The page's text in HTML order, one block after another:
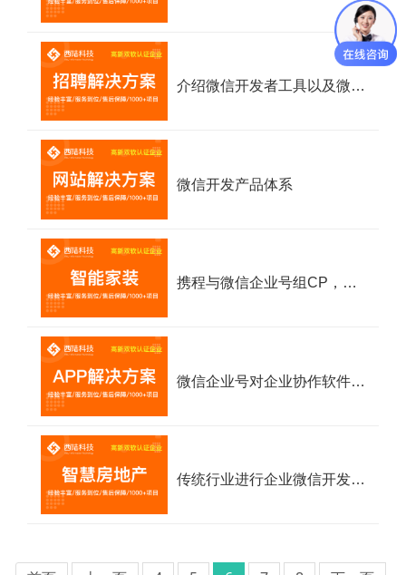
介绍微信开发者工具以及微信小程序框架
微信开发产品体系
携程与微信企业号组CP，会擦出什么样的爱情火花？
微信企业号对企业协作软件可能有哪些影响？
传统行业进行企业微信开发有什么优势？